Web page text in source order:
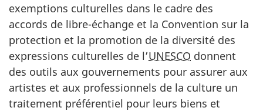
exemptions culturelles dans le cadre des
accords de libre-échange et la Convention sur la
protection et la promotion de la diversité des
expressions culturelles de l’UNESCO donnent
des outils aux gouvernements pour assurer aux
artistes et aux professionnels de la culture un
traitement préférentiel pour leurs biens et